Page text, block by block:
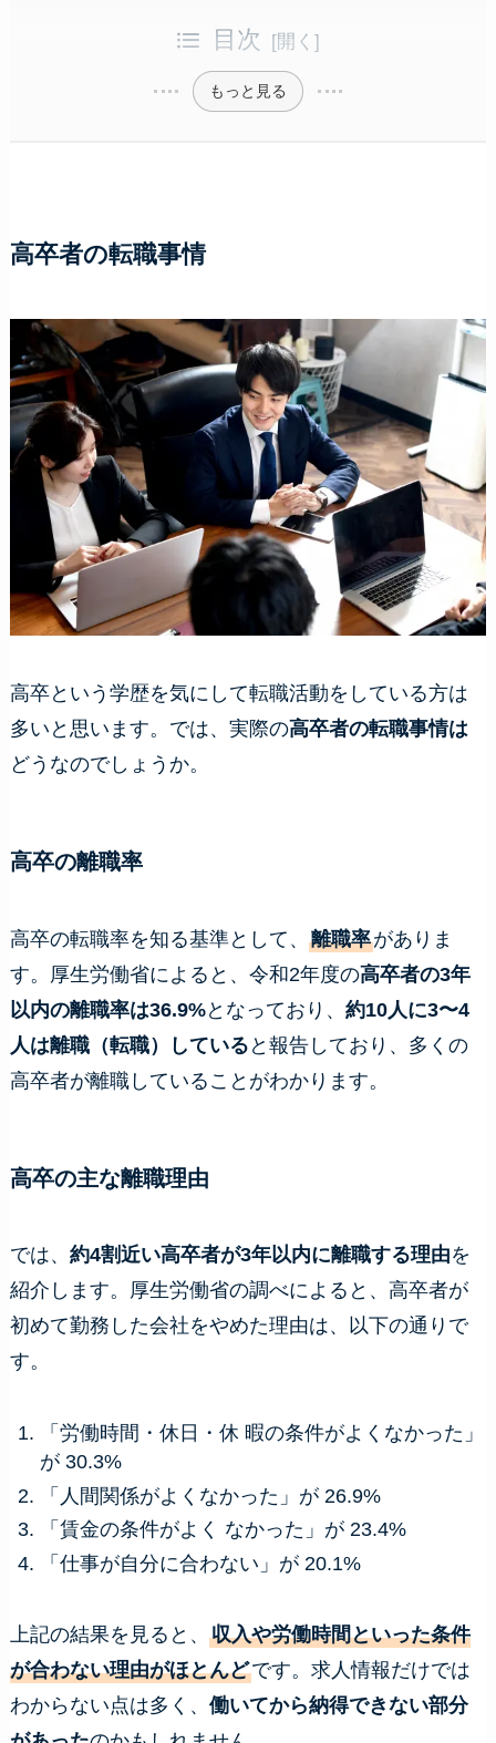
目次
もっと見る
高卒者の転職事情
高卒という学歴を気にして転職活動をしている方は
多いと思います。では、実際の高卒者の転職事情は
どうなのでしょうか。
高卒の離職率
高卒の転職率を知る基準として、 離職率がありま
す。厚生労働省によると、令和2年度の高卒者の3年
以内の離職率は36.9%となっており、 約10人に3〜4
人は離職（転職）している と報告しており、多くの
高卒者が離職していることがわかります。
高卒の主な離職理由
では、 約4割近い高卒者が3年以内に離職する理由を
紹介します。厚生労働省の調べによると、高卒者が
初めて勤務した会社をやめた理由は、以下の通りで
す。
「労働時間・休日・休 暇の条件がよくなかった」
が 30.3%
「人間関係がよくなかった」が 26.9%
「賃金の条件がよく なかった」が 23.4%
「仕事が自分に合わない」が 20.1%
上記の結果を見ると、 収入や労働時間といった条件
が合わない理由がほとんどです。求人情報だけでは
わからない点は多く、 働いてから納得できない部分